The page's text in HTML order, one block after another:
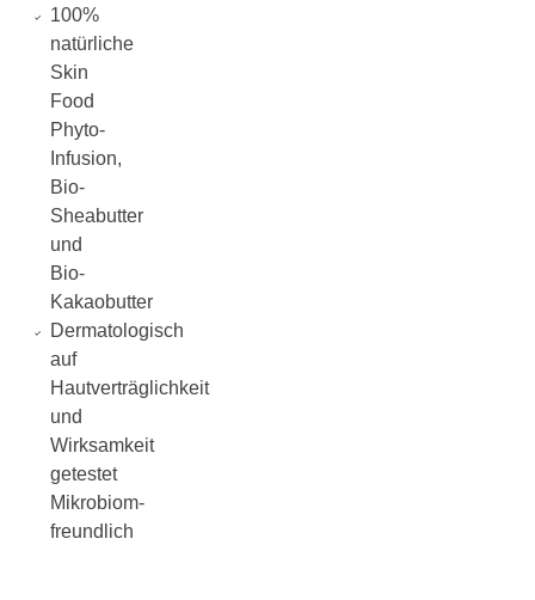
100%
natürliche
Skin
Food
Phyto-
Infusion,
Bio-
Sheabutter
und
Bio-
Kakaobutter
Dermatologisch
auf
Hautverträglichkeit
und
Wirksamkeit
getestet
Mikrobiom-
freundlich